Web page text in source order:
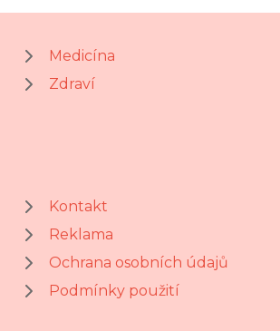
Medicína
Zdraví
Kontakt
Reklama
Ochrana osobních údajů
Podmínky použití